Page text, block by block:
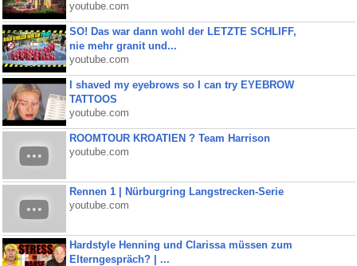
youtube.com
SO! Das war dann wohl der LETZTE SCHLIFF,
nie mehr granit und...
youtube.com
I shaved my eyebrows so I can try EYEBROW
TATTOOS
youtube.com
ROOMTOUR KROATIEN ? Team Harrison
youtube.com
Rennen 1 | Nürburgring Langstrecken-Serie
youtube.com
Hardstyle Henning und Clarissa müssen zum
Elterngespräch? | ...